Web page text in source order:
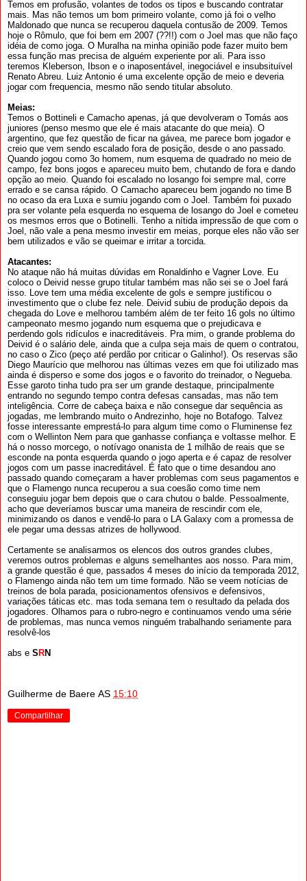
Temos em profusão, volantes de todos os tipos e buscando contratar
mais. Mas não temos um bom primeiro volante, como já foi o velho
Maldonado que nunca se recuperou daquela contusão de 2009. Temos
hoje o Rômulo, que foi bem em 2007 (??!!) com o Joel mas que não faço
idéia de como joga. O Muralha na minha opinião pode fazer muito bem
essa função mas precisa de alguém experiente por ali. Para isso
teremos Kleberson, Ibson e o inaposentável, inegociável e insubsituível
Renato Abreu. Luiz Antonio é uma excelente opção de meio e deveria
jogar com frequencia, mesmo não sendo titular absoluto.
Meias:
Temos o Bottineli e Camacho apenas, já que devolveram o Tomás aos
juniores (penso mesmo que ele é mais atacante do que meia). O
argentino, que fez questão de ficar na gávea, me parece bom jogador e
creio que vem sendo escalado fora de posição, desde o ano passado.
Quando jogou como 3o homem, num esquema de quadrado no meio de
campo, fez bons jogos e apareceu muito bem, chutando de fora e dando
opção ao meio. Quando foi escalado no losango foi sempre mal, corre
errado e se cansa rápido. O Camacho apareceu bem jogando no time B
no ocaso da era Luxa e sumiu jogando com o Joel. Também foi puxado
pra ser volante pela esquerda no esquema de losango do Joel e cometeu
os mesmos erros que o Botinelli. Tenho a nítida impressão de que com o
Joel, não vale a pena mesmo investir em meias, porque eles não vão ser
bem utilizados e vão se queimar e irritar a torcida.
Atacantes:
No ataque não há muitas dúvidas em Ronaldinho e Vagner Love. Eu
coloco o Deivid nesse grupo titular também mas não sei se o Joel fará
isso. Love tem uma média excelente de gols e sempre justificou o
investimento que o clube fez nele. Deivid subiu de produção depois da
chegada do Love e melhorou também além de ter feito 16 gols no último
campeonato mesmo jogando num esquema que o prejudicava e
perdendo gols ridículos e inacreditáveis. Pra mim, o grande problema do
Deivid é o salário dele, ainda que a culpa seja mais de quem o contratou,
no caso o Zico (peço até perdão por criticar o Galinho!). Os reservas são
Diego Maurício que melhorou nas últimas vezes em que foi utilizado mas
ainda é disperso e some dos jogos e o favorito do treinador, o Negueba.
Esse garoto tinha tudo pra ser um grande destaque, principalmente
entrando no segundo tempo contra defesas cansadas, mas não tem
inteligência. Corre de cabeça baixa e não consegue dar sequência as
jogadas, me lembrando muito o Andrezinho, hoje no Botafogo. Talvez
fosse interessante emprestá-lo para algum time como o Fluminense fez
com o Wellinton Nem para que ganhasse confiança e voltasse melhor. E
há o nosso morcego, o notívago onanista de 1 milhão de reais que se
esconde na ponta esquerda quando o jogo aperta e é capaz de resolver
jogos com um passe inacreditável. É fato que o time desandou ano
passado quando começaram a haver problemas com seus pagamentos e
que o Flamengo nunca recuperou a sua coesão como time nem
conseguiu jogar bem depois que o cara chutou o balde. Pessoalmente,
acho que deveríamos buscar uma maneira de rescindir com ele,
minimizando os danos e vendê-lo para o LA Galaxy com a promessa de
ele pegar uma dessas atrizes de hollywood.
Certamente se analisarmos os elencos dos outros grandes clubes,
veremos outros problemas e alguns semelhantes aos nosso. Para mim,
a grande questão é que, passados 4 meses do início da temporada 2012,
o Flamengo ainda não tem um time formado. Não se veem notícias de
treinos de bola parada, posicionamentos ofensivos e defensivos,
variações táticas etc. mas toda semana tem o resultado da pelada dos
jogadores. Olhamos para o rubro-negro e continuamos vendo uma série
de problemas, mas nunca vemos ninguém trabalhando seriamente para
resolvê-los
abs e SRN
Guilherme de Baere AS 15:10
Compartilhar